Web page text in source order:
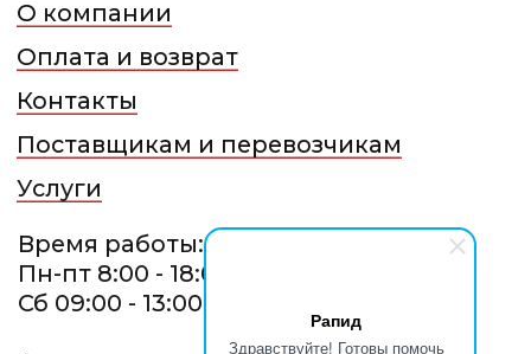
Рапид
Здравствуйте! Готовы помочь